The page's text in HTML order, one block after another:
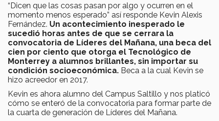
“Dicen que las cosas pasan por algo y ocurren en el
momento menos esperado” así responde Kevin Alexis
Fernández. Un acontecimiento inesperado le
sucedió horas antes de que se cerrara la
convocatoria de Líderes del Mañana, una beca del
cien por ciento que otorga el Tecnológico de
Monterrey a alumnos brillantes, sin importar su
condición socioeconómica. Beca a la cual Kevin se
hizo acreedor en 2017.
Kevin es ahora alumno del Campus Saltillo y nos platicó
cómo se enteró de la convocatoria para formar parte de
la cuarta de generación de Líderes del Mañana.